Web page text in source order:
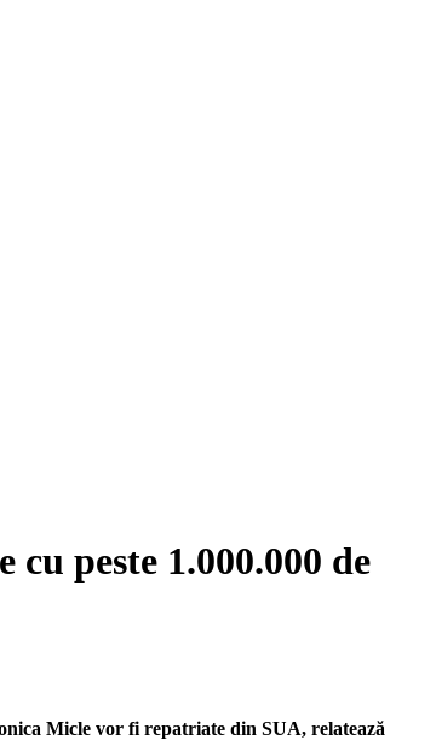
peste 1.000.000 de
Micle vor fi repatriate din SUA, relatează